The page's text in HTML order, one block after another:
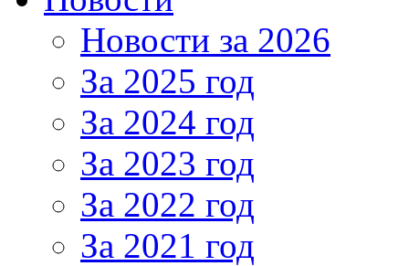
Новости за 2026
За 2025 год
За 2024 год
За 2023 год
За 2022 год
За 2021 год